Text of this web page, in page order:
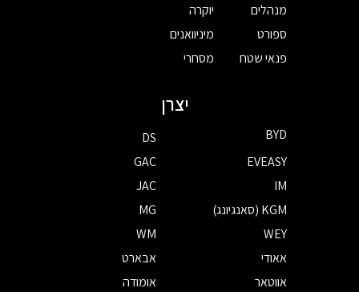
מנהלים
ספורט
פנאי שטח
יוקרה
מיניוואנים
מסחרי
יצרן
BYD
DS
EVEASY
GAC
IM
JAC
KGM (סאנגיונג)
MG
WEY
WM
אאודי
אבארט
אווטאר
אומודה